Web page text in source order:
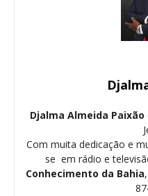
Djalma Almeida Paixão
Com muita dedicação e
se em rádio e
Conhecimento da Bahia